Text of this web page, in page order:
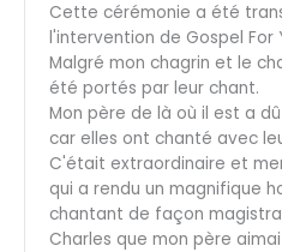
Cette cérémonie a été
l'intervention de Gospel For
Malgré mon chagrin et le
été portés par leur chant.
Mon père de là où il est a
car elles ont chanté avec
C'était extraordinaire et
qui a rendu un magnifique
chantant de façon
Charles que mon père